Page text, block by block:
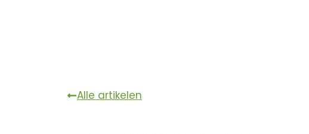
Alle artikelen